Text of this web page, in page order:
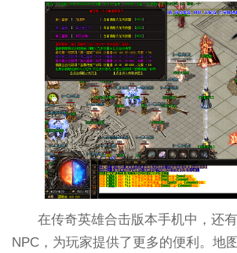
在传奇英雄合击版本手机中，还
NPC，为玩家提供了更多的便利。地